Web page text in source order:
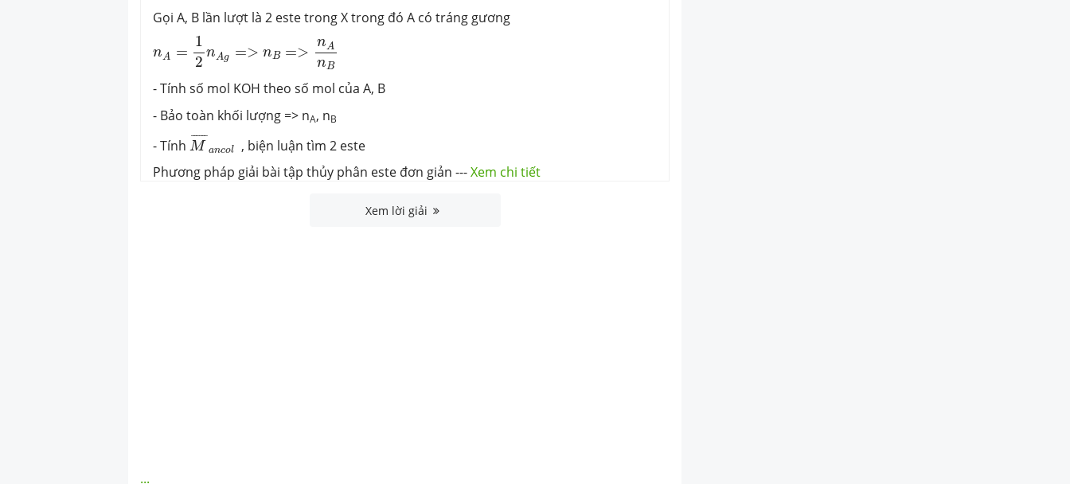
Gọi A, B lần lượt là 2 este trong X trong đó A có tráng gương
nA =
1
2
nAg => nB =>
n A
nB
2n B
- Tính số mol KOH theo số mol của A, B
- Bảo toàn khối lượng => nA, nB
- Tính¯¯¯¯¯¯
M ancol
M¯
, biện luận tìm 2 este
Phương pháp giải bài tập thủy phân este đơn giản ---Xem chi tiết
Xem lời giải
...